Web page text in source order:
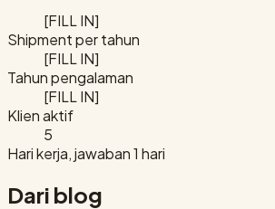
[FILL IN]
Shipment per tahun
[FILL IN]
Tahun pengalaman
[FILL IN]
Klien aktif
5
Hari kerja, jawaban 1 hari
Dari blog